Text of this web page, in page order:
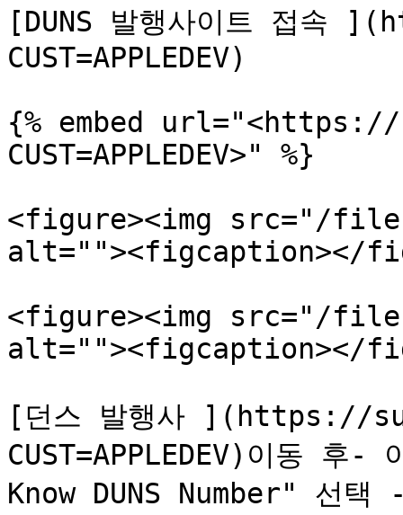
[DUNS 발행사이트 접속
CUST=APPLEDEV)
{% embed
CUST=APPLEDEV>" %}
<figure><img src="/files/
alt=""><figcaption></
<figure><img src="/files/
alt=""><figcaption></
[던스 발행사 ](https://
CUST=APPLEDEV)이동
Know DUNS Number" 선